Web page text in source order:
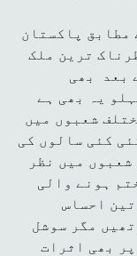
مطابق پاکستان
ترین ملک
بعد بھی
یہ بھی ہے
شعبوں میں
کئی سالوں کی
میں نظر
ہونے والی
احساس
مگر سوشل
بھی اثرات